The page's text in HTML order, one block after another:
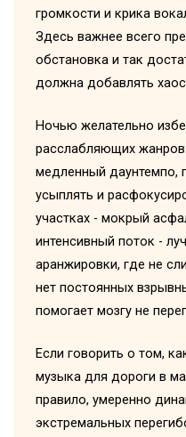
громкости и крика
Здесь важнее всего
обстановка и так
должна добавлять
Ночью желательно
расслабляющих
медленный даунтемпо,
усыплять и
участках - мокрый
интенсивный поток -
аранжировки, где не
нет постоянных
помогает мозгу не
Если говорить о том,
музыка для дороги в
правило, умеренно
экстремальных